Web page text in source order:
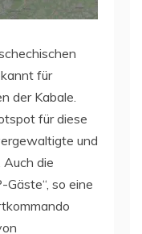
für
der Kabale.
für diese
und
die
so eine